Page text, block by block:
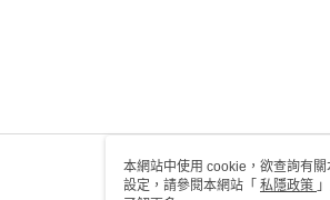
本網站中使用 cookie，欲查詢有
設定，請參閱本網站「 私隱政策